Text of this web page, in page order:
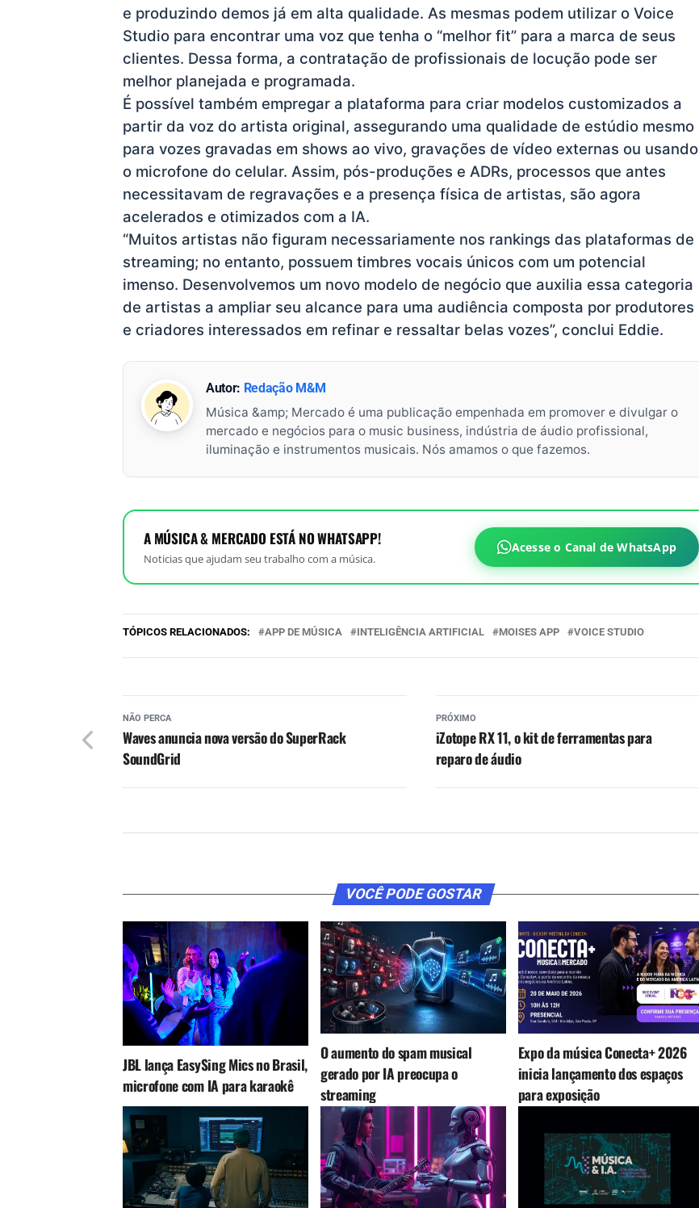
e produzindo demos já em alta qualidade. As mesmas podem utilizar o Voice
Studio para encontrar uma voz que tenha o “melhor fit” para a marca de seus
clientes. Dessa forma, a contratação de profissionais de locução pode ser
melhor planejada e programada.
É possível também empregar a plataforma para criar modelos customizados a
partir da voz do artista original, assegurando uma qualidade de estúdio mesmo
para vozes gravadas em shows ao vivo, gravações de vídeo externas ou usando
o microfone do celular. Assim, pós-produções e ADRs, processos que antes
necessitavam de regravações e a presença física de artistas, são agora
acelerados e otimizados com a IA.
“Muitos artistas não figuram necessariamente nos rankings das plataformas de
streaming; no entanto, possuem timbres vocais únicos com um potencial
imenso. Desenvolvemos um novo modelo de negócio que auxilia essa categoria
de artistas a ampliar seu alcance para uma audiência composta por produtores
e criadores interessados em refinar e ressaltar belas vozes”, conclui Eddie.
Autor: Redação M&M
Música &amp; Mercado é uma publicação empenhada em promover e divulgar o
mercado e negócios para o music business, indústria de áudio profissional,
iluminação e instrumentos musicais. Nós amamos o que fazemos.
A MÚSICA & MERCADO ESTÁ NO WHATSAPP!
Noticias que ajudam seu trabalho com a música.
Acesse o Canal de WhatsApp
TÓPICOS RELACIONADOS: APP DE MÚSICA INTELIGÊNCIA ARTIFICIAL MOISES APP VOICE STUDIO
PRÓXIMO
iZotope RX 11, o kit de ferramentas para
reparo de áudio
NÃO PERCA
Waves anuncia nova versão do SuperRack
SoundGrid
VOCÊ PODE GOSTAR
JBL lança EasySing Mics no Brasil,
microfone com IA para karaokê
O aumento do spam musical
gerado por IA preocupa o
streaming
Expo da música Conecta+ 2026
inicia lançamento dos espaços
para exposição